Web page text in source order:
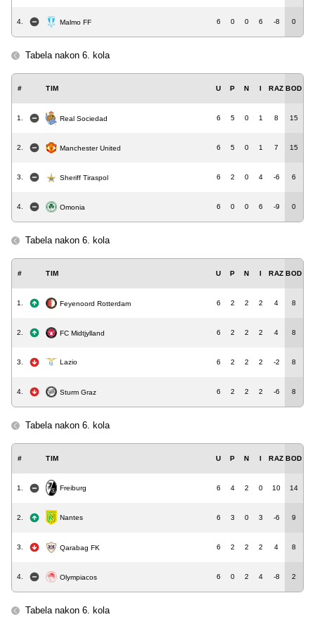
4. Malmo FF 6 0 0 6 -8 0
Tabela nakon 6. kola
# TIM U P N I RAZ BOD
1. Real Sociedad 6 5 0 1 8 15
2. Manchester United 6 5 0 1 7 15
3. Sheriff Tiraspol 6 2 0 4 -6 6
4. Omonia 6 0 0 6 -9 0
Tabela nakon 6. kola
# TIM U P N I RAZ BOD
1. Feyenoord Rotterdam 6 2 2 2 4 8
2. FC Midtjylland 6 2 2 2 4 8
3. Lazio 6 2 2 2 -2 8
4. Sturm Graz 6 2 2 2 -6 8
Tabela nakon 6. kola
# TIM U P N I RAZ BOD
1. Freiburg 6 4 2 0 10 14
2. Nantes 6 3 0 3 -6 9
3. Qarabag FK 6 2 2 2 4 8
4. Olympiacos 6 0 2 4 -8 2
Tabela nakon 6. kola